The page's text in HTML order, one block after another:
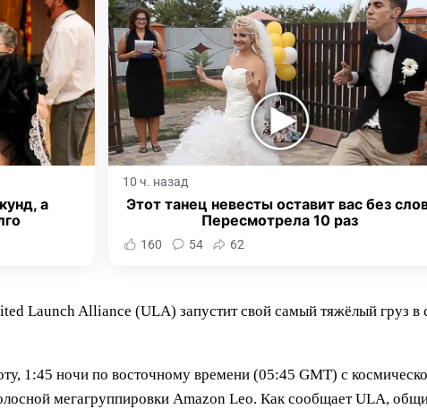
а
10 ч. назад
Этот танец невесты оставит вас без
Пересмотрела 10 раз
160 54 62
Launch Alliance (ULA) запустит свой самый тяжёлый груз
1:45 ночи по восточному времени (05:45 GMT) с
мегагруппировки Amazon Leo. Как сообщает ULA,